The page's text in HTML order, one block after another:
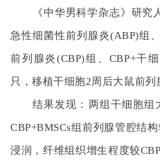
《中华男科学杂志》研究
急性细菌性前列腺炎(ABP)组
前列腺炎(CBP)组、CBP+干
只，移植干细胞2周后大鼠前列
结果发现： 两组干细胞组
CBP+BMSCs组前列腺管腔结
浸润，纤维组织增生程度较